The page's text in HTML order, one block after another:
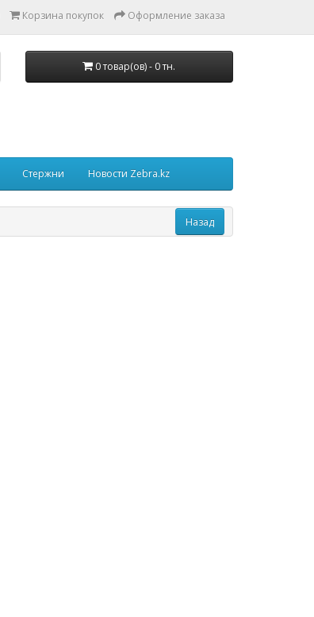
Корзина покупок Оформление заказа
0 товар(ов) - 0 тн.
Стержни Новости Zebra.kz